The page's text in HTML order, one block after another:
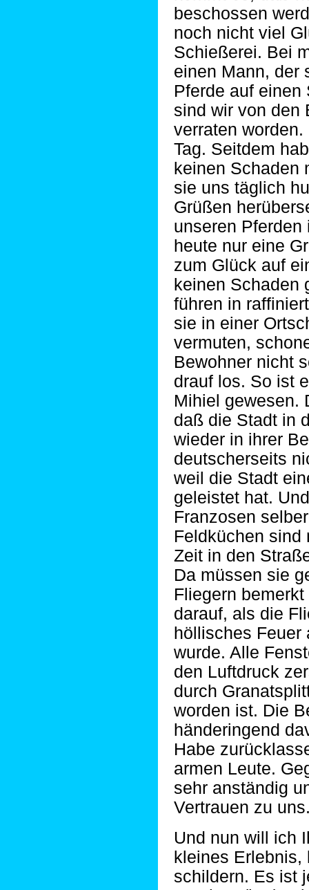
beschossen
noch nicht viel
Schießerei. Bei
einen Mann, der
Pferde auf einen
sind wir von den
verraten
Tag. Seitdem
keinen Schaden
sie uns täglich
Grüßen
unseren
heute nur eine
zum Glück auf
keinen Schaden
führen in
sie in einer
vermuten,
Bewohner nicht
drauf los. So ist
Mihiel gewesen.
daß die Stadt in
wieder in ihrer
deutscherseits
weil die Stadt
geleistet hat.
Franzosen
Feldküchen sind
Zeit in den
Da müssen sie
Fliegern
darauf, als die
höllisches Feuer
wurde. Alle
den Luftdruck
durch
worden ist. Die
händeringend
Habe
armen Leute.
sehr anständig
Vertrauen zu
Und nun will ich
kleines Erlebnis,
schildern. Es ist